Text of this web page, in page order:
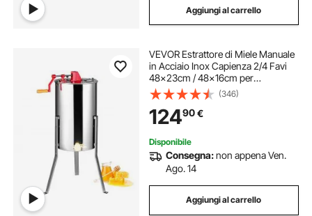
Aggiungi al carrello
VEVOR Estrattore di Miele Manuale
in Acciaio Inox Capienza 2/4 Favi
48x23cm / 48x16cm per
Apicoltura, Smielatore Centrifuga di
Miele Manuale con Coperchio
Trasparente Altezza Regolabile tra
100-108cm
(346)
12490€
Disponibile
Consegna:non appena Ven.
Ago. 14
Aggiungi al carrello